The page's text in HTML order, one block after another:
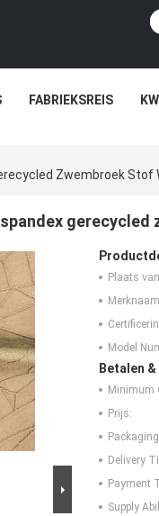
FABRIEKSREIS
Zwembroek Stof
Plaats
Model
Betalen
Minimum
Prijs:
Delivery
Payment
Supply